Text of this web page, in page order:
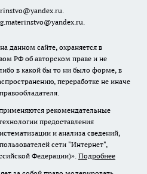
данном сайте, охраняется в
РФ об авторском праве и не
в какой бы то ни было форме, в
переработке не иначе
рекомендательные
предоставления
и анализа сведений,
сети "Интернет",
Федерации)». Подробнее